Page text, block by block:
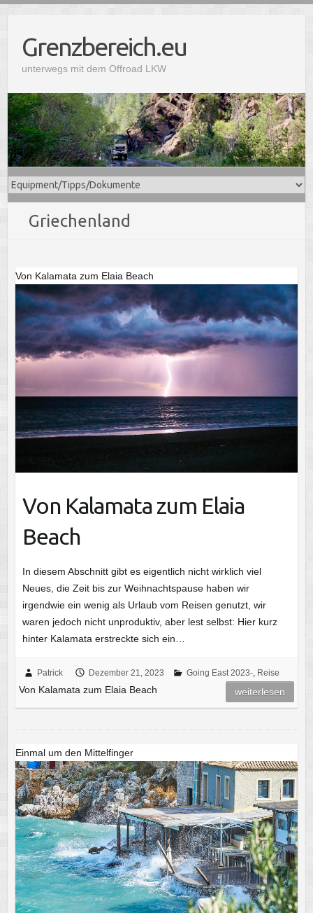
Grenzbereich.eu
unterwegs mit dem Offroad LKW
Griechenland
Von Kalamata zum Elaia Beach
Von Kalamata zum Elaia
Beach
In diesem Abschnitt gibt es eigentlich nicht wirklich viel
Neues, die Zeit bis zur Weihnachtspause haben wir
irgendwie ein wenig als Urlaub vom Reisen genutzt, wir
waren jedoch nicht unproduktiv, aber lest selbst: Hier kurz
hinter Kalamata erstreckte sich ein…
Patrick Dezember 21, 2023 Going East 2023-, Reise
Von Kalamata zum Elaia Beach weiterlesen
Einmal um den Mittelfinger